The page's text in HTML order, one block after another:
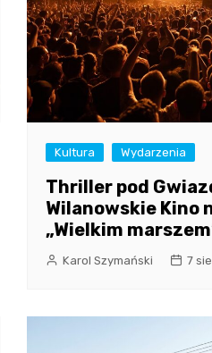
Kultura Wydarzenia
Thriller pod
Wilanowskie Kino
„Wielkim
Karol Szymański 7